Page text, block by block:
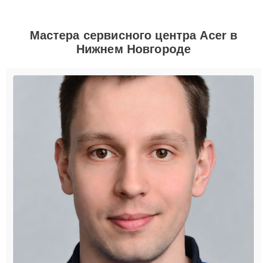
Мастера сервисного центра Acer в
Нижнем Новгороде